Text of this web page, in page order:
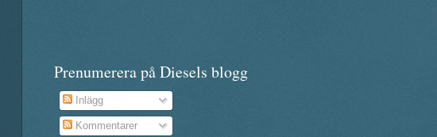
Prenumerera på Diesels blogg
Inlägg
Kommentarer